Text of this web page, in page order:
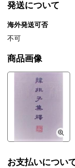
発送について
海外発送可否
不可
商品画像
お支払いについ